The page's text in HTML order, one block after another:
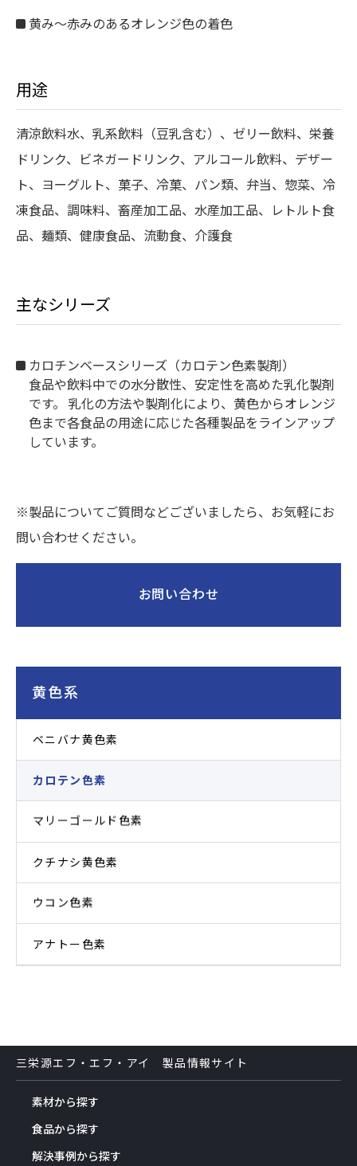
黄み～赤みのあるオレンジ色の着色
用途
清涼飲料水、乳系飲料（豆乳含む）、ゼリー飲料、栄養
ドリンク、ビネガードリンク、アルコール飲料、デザー
ト、ヨーグルト、菓子、冷菓、パン類、弁当、惣菜、冷
凍食品、調味料、畜産加工品、水産加工品、レトルト食
品、麺類、健康食品、流動食、介護食
主なシリーズ
カロチンベースシリーズ（カロテン色素製剤）
⾷品や飲料中での⽔分散性、安定性を⾼めた乳化製剤
です。 乳化の方法や製剤化により、黄色からオレンジ
色まで各食品の用途に応じた各種製品をラインアップ
しています。
※製品についてご質問などございましたら、お気軽にお
問い合わせください。
お問い合わせ
黄色系
ベニバナ黄色素
カロテン色素
マリーゴールド色素
クチナシ黄色素
ウコン色素
アナトー色素
三栄源エフ・エフ・アイ 製品情報サイト
素材から探す
食品から探す
解決事例から探す